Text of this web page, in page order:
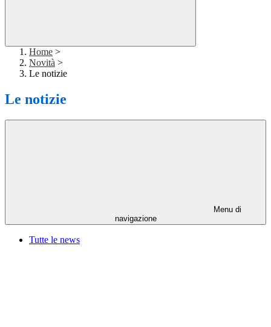
Home >
Novità >
Le notizie
Le notizie
Menu di
navigazione
Tutte le news